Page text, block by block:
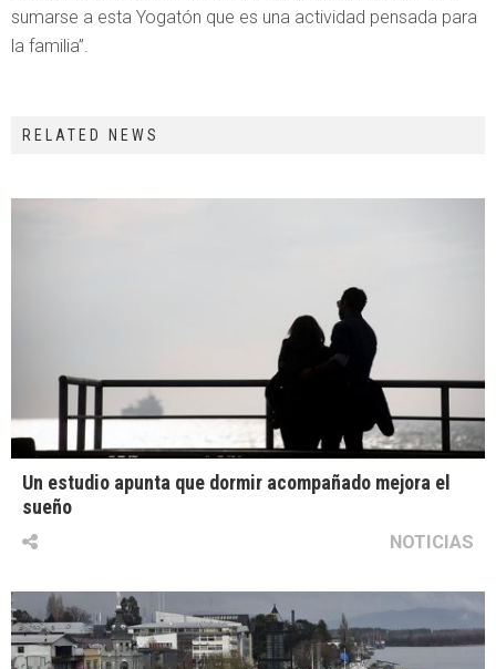
sumarse a esta Yogatón que es una actividad pensada para
la familia”.
RELATED NEWS
Un estudio apunta que dormir acompañado mejora el
sueño
NOTICIAS